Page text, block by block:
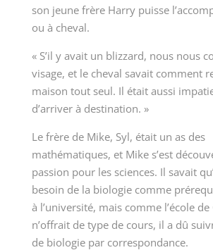
son jeune frère Harry puisse
ou à cheval.
« S’il y avait un blizzard, nous nous
visage, et le cheval savait comment
maison tout seul. Il était aussi
d’arriver à destination. »
Le frère de Mike, Syl, était un as des
mathématiques, et Mike s’est
passion pour les sciences. Il savait
besoin de la biologie comme
à l’université, mais comme l’école de
n’offrait de type de cours, il a dû
de biologie par correspondance.